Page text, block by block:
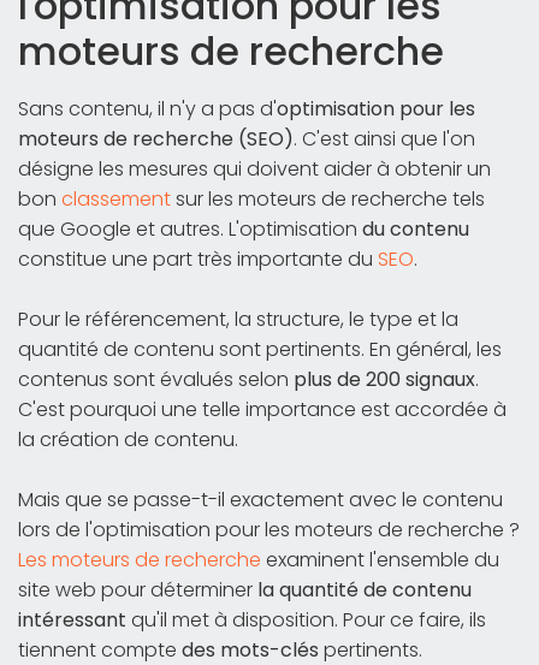
moteurs de recherche
Sans contenu, il n'y a pas d'optimisation pour les
moteurs de recherche (SEO). C'est ainsi que l'on
désigne les mesures qui doivent aider à obtenir un
bon classementsur les moteurs de recherche tels
que Google et autres. L'optimisation du contenu
constitue une part très importante du SEO.
Pour le référencement, la structure, le type et la
quantité de contenu sont pertinents. En général, les
contenus sont évalués selon plus de 200 signaux.
C'est pourquoi une telle importance est accordée à
la création de contenu.
Mais que se passe-t-il exactement avec le contenu
lors de l'optimisation pour les moteurs de recherche ?
Les moteurs de recherche examinent l'ensemble du
site web pour déterminer la quantité de contenu
intéressant qu'il met à disposition. Pour ce faire, ils
tiennent compte des mots-clés pertinents.